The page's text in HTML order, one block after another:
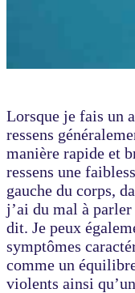
Lorsque je fais un
ressens
manière rapide et
ressens une
gauche du corps,
j’ai du mal à
dit. Je peux
symptômes
comme un
violents ainsi